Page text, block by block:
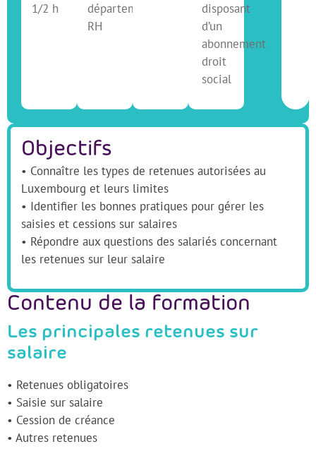
1/2 h
département
RH
disposant
d’un
abonnement
droit
social
Objectifs
• Connaître les types de retenues autorisées au
Luxembourg et leurs limites
• Identifier les bonnes pratiques pour gérer les
saisies et cessions sur salaires
• Répondre aux questions des salariés concernant
les retenues sur leur salaire
Contenu de la formation
Les principales retenues sur
salaire
• Retenues obligatoires
• Saisie sur salaire
• Cession de créance
• Autres retenues